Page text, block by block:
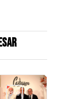
Blog